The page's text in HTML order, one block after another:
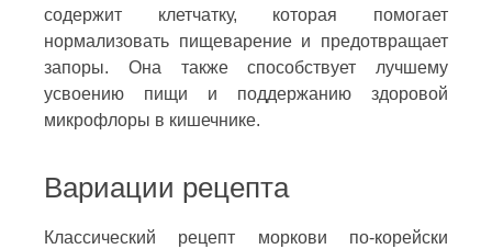
содержит клетчатку, которая помогает
нормализовать пищеварение и предотвращает
запоры. Она также способствует лучшему
усвоению пищи и поддержанию здоровой
микрофлоры в кишечнике.
Вариации рецепта
Классический рецепт моркови по-корейски